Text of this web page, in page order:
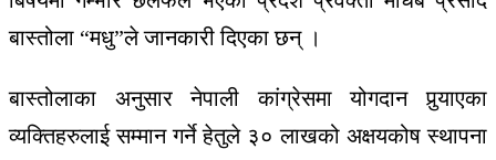
बास्तोला “मधु”ले जानकारी दिएका छन् ।
बास्तोलाका अनुसार नेपाली कांग्रेसमा योगदान पुर्‍याएका
व्यक्तिहरुलाई सम्मान गर्ने हेतुले ३० लाखको अक्षयकोष स्थापना